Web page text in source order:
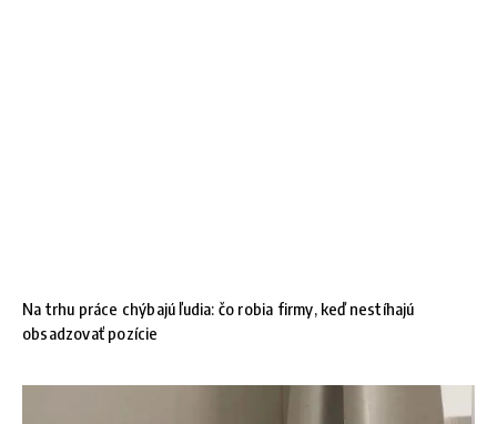
Na trhu práce chýbajú ľudia: čo robia firmy, keď nestíhajú
obsadzovať pozície